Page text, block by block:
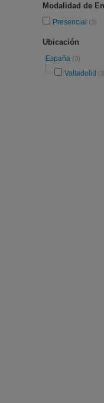
Modalidad de
Presencial (3)
Ubicación
España (3)
Valladolid